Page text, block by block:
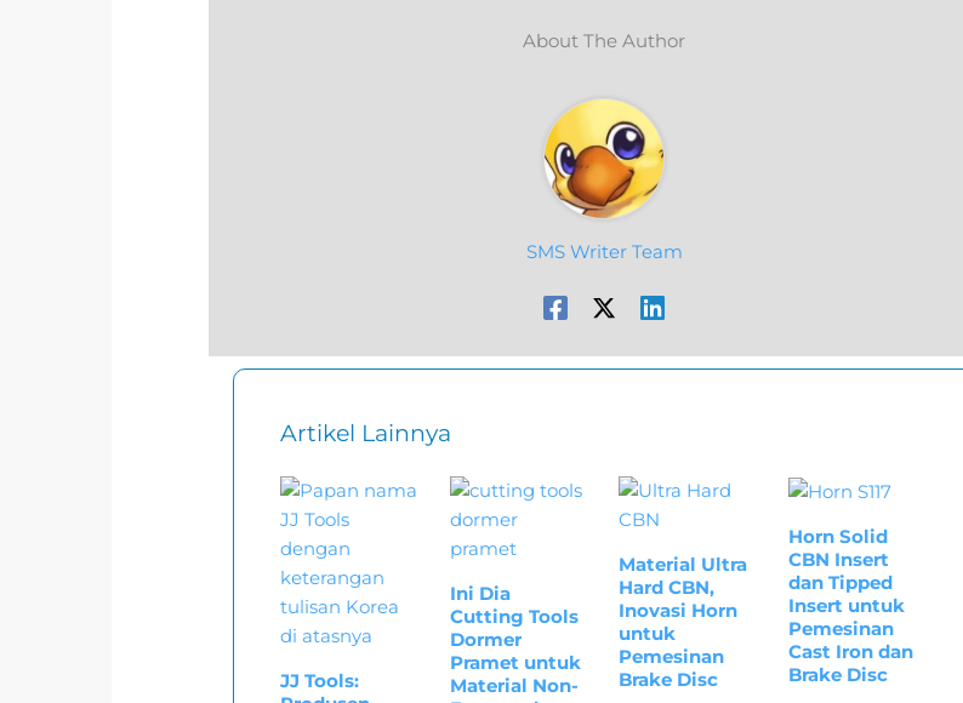
About The Author
SMS Writer Team
Artikel Lainnya
JJ Tools:
Ini Dia
Cutting Tools
Dormer
Pramet untuk
Material Non-
Material Ultra
Hard CBN,
Inovasi Horn
untuk
Pemesinan
Brake Disc
Horn Solid
CBN Insert
dan Tipped
Insert untuk
Pemesinan
Cast Iron dan
Brake Disc